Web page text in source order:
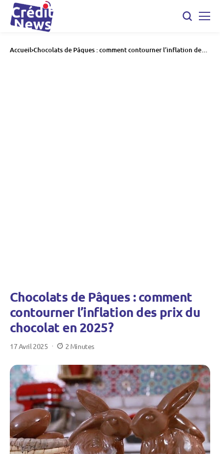
Accueil Chocolats de Pâques : comment contourner l’inflation des
prix du chocolat en 2025?
Chocolats de Pâques : comment
contourner l’inflation des prix du
chocolat en 2025?
17 Avril 2025 2 Minutes